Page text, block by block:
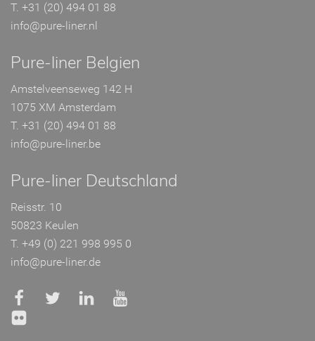
T. +31 (20) 494 01 88
info@pure-liner.nl
Pure-liner Belgien
Amstelveenseweg 142 H
1075 XM Amsterdam
T. +31 (20) 494 01 88
info@pure-liner.be
Pure-liner Deutschland
Reisstr. 10
50823 Keulen
T. +49 (0) 221 998 995 0
info@pure-liner.de